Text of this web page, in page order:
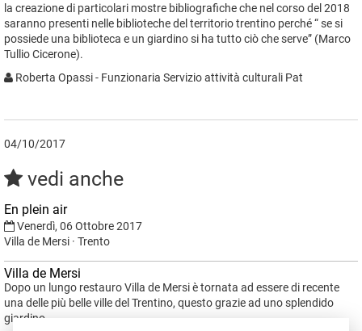
la creazione di particolari mostre bibliografiche che nel corso del 2018
saranno presenti nelle biblioteche del territorio trentino perché “ se si
possiede una biblioteca e un giardino si ha tutto ciò che serve” (Marco
Tullio Cicerone).
Roberta Opassi - Funzionaria Servizio attività culturali Pat
04/10/2017
vedi anche
En plein air
Venerdì, 06 Ottobre 2017
Villa de Mersi · Trento
Villa de Mersi
Dopo un lungo restauro Villa de Mersi è tornata ad essere di recente
una delle più belle ville del Trentino, questo grazie ad uno splendido
giardino.